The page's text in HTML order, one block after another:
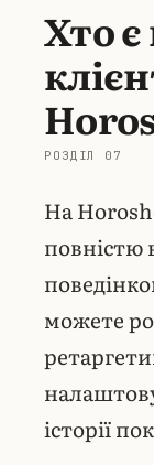
Хто
На
повністю
можете
історії